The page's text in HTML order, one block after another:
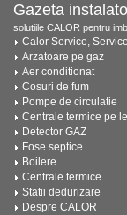
Gazeta
solutiile CALOR pentru
Calor Service,
Arzatoare pe gaz
Aer conditionat
Cosuri de fum
Pompe de circulatie
Centrale termice pe
Detector GAZ
Fose septice
Boilere
Centrale termice
Statii dedurizare
Despre CALOR